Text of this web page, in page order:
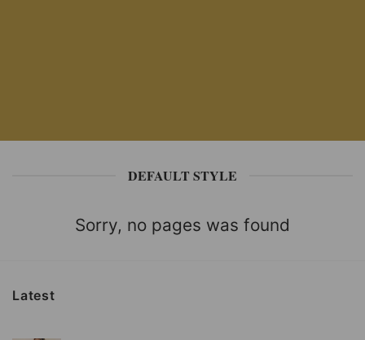
DEFAULT STYLE
Sorry, no pages was found
Latest